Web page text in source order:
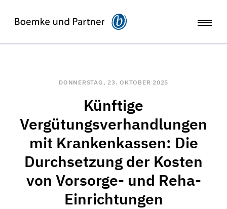
DONNERSTAG, 23. OKTOBER 2025
Künftige
Vergütungsverhandlungen
mit Krankenkassen: Die
Durchsetzung der Kosten
von Vorsorge- und Reha-
Einrichtungen